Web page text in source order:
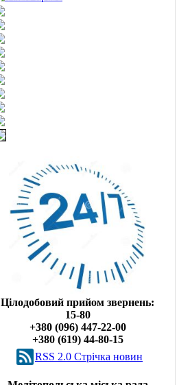
Цілодобовий прийом звернень:
15-80
+380 (096) 447-22-00
+380 (619) 44-80-15
RSS 2.0 Cтрічка новин